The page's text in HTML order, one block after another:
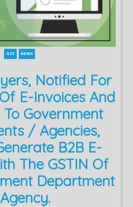
GST NEWS
Notified For
E-Invoices And
Government
/ Agencies,
B2B E-
The GSTIN Of
Department